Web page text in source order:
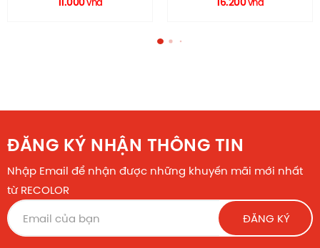
ĐĂNG KÝ NHẬN THÔNG TIN
Nhập Email để nhận được những khuyến mãi mới nhất
từ RECOLOR
ĐĂNG KÝ